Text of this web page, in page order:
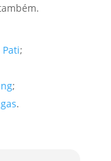
;
;
.